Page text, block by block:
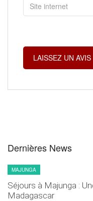
Dernières News
MAJUNGA
Séjours à Majunga :
Madagascar